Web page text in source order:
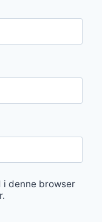
i denne browser